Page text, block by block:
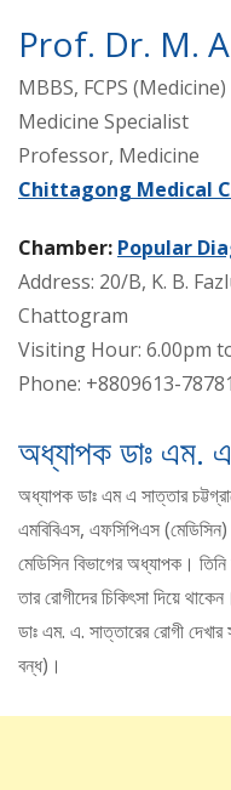
Prof. Dr. M.
MBBS, FCPS (Medicine)
Medicine Specialist
Professor, Medicine
Chittagong Medical
Chamber: Popular
Address: 20/B, K. B.
Chattogram
Visiting Hour: 6.00pm
Phone: +8809613-
অধ্যাপক ডাঃ এম.
অধ্যাপক ডাঃ এম এ সাত্তার
এমবিবিএস, এফসিপিএস
মেডিসিন বিভাগের অধ্যাপক। তিনি
তার রোগীদের চিকিৎসা দিয়ে
ডাঃ এম. এ. সাত্তারের রোগী
বন্ধ)।